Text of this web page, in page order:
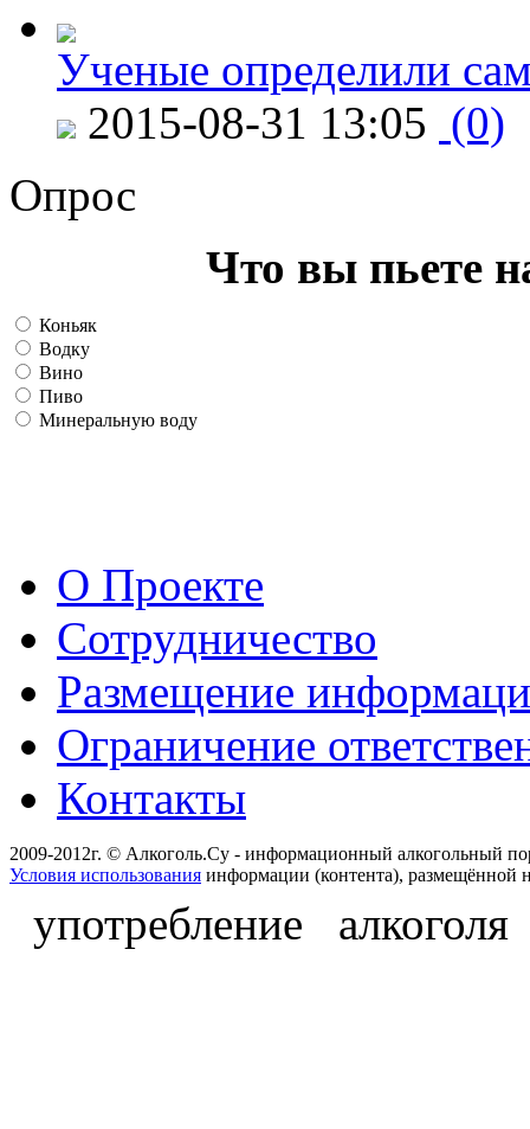
Ученые определили
2015-08-31 13:05 (0)
Опрос
Что вы пьете
Коньяк
Водку
Вино
Пиво
Минеральную воду
О Проекте
Сотрудничество
Размещение
Ограничение
Контакты
2009-2012г. © Алкоголь.Су - информационный алкогольный
Условия использования информации (контента), размещённой
употребление